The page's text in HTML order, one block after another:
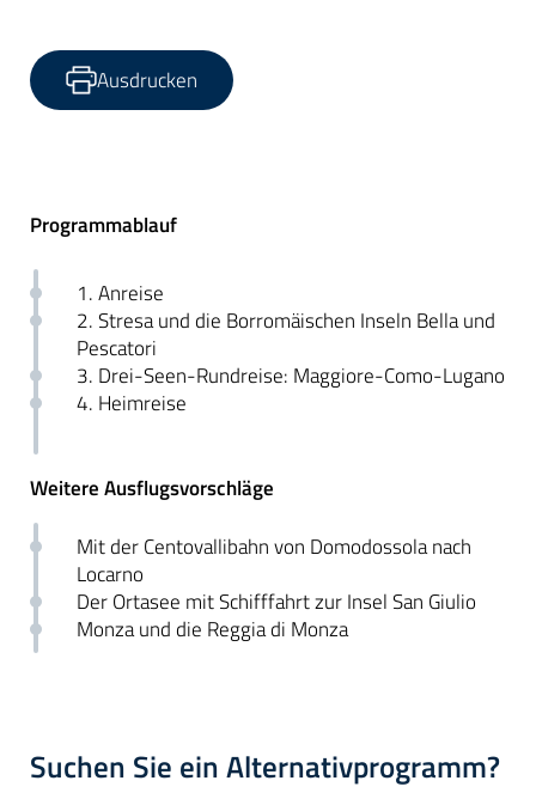
Ausdrucken
Programmablauf
1. Anreise
2. Stresa und die Borromäischen Inseln Bella und
Pescatori
3. Drei-Seen-Rundreise: Maggiore-Como-Lugano
4. Heimreise
Weitere Ausflugsvorschläge
Mit der Centovallibahn von Domodossola nach
Locarno
Der Ortasee mit Schifffahrt zur Insel San Giulio
Monza und die Reggia di Monza
Suchen Sie ein Alternativprogramm?